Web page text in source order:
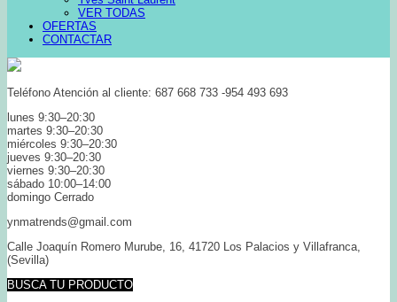
VER TODAS
OFERTAS
CONTACTAR
Teléfono Atención al cliente: 687 668 733 -954 493 693
lunes 9:30–20:30
martes 9:30–20:30
miércoles 9:30–20:30
jueves 9:30–20:30
viernes 9:30–20:30
sábado 10:00–14:00
domingo Cerrado
ynmatrends@gmail.com
Calle Joaquín Romero Murube, 16, 41720 Los Palacios y Villafranca,
(Sevilla)
BUSCA TU PRODUCTO